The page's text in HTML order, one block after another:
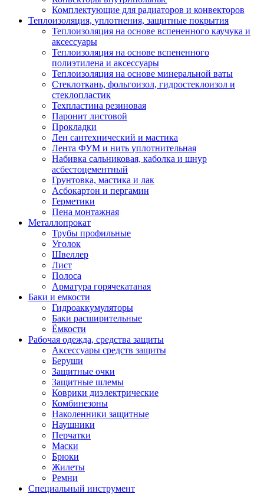
Комплектующие для радиаторов и конвекторов
Теплоизоляция, уплотнения, защитные покрытия
Теплоизоляция на основе вспененного каучука и
аксессуары
Теплоизоляция на основе вспененного
полиэтилена и аксессуары
Теплоизоляция на основе минеральной ваты
Стеклоткань, фольгоизол, гидростеклоизол и
стеклопластик
Техпластина резиновая
Паронит листовой
Прокладки
Лен сантехнический и мастика
Лента ФУМ и нить уплотнительная
Набивка сальниковая, каболка и шнур
асбестоцементный
Грунтовка, мастика и лак
Асбокартон и пергамин
Герметики
Пена монтажная
Металлопрокат
Трубы профильные
Уголок
Швеллер
Лист
Полоса
Арматура горячекатаная
Баки и емкости
Гидроаккумуляторы
Баки расширительные
Ёмкости
Рабочая одежда, средства защиты
Аксессуары средств защиты
Беруши
Защитные очки
Защитные шлемы
Коврики диэлектрические
Комбинезоны
Наколенники защитные
Наушники
Перчатки
Маски
Брюки
Жилеты
Ремни
Специальный инструмент